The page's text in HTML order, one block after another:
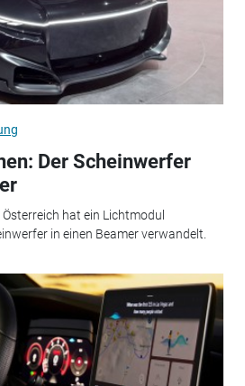
Der Scheinwerfer
hat ein Lichtmodul
in einen Beamer verwandelt.